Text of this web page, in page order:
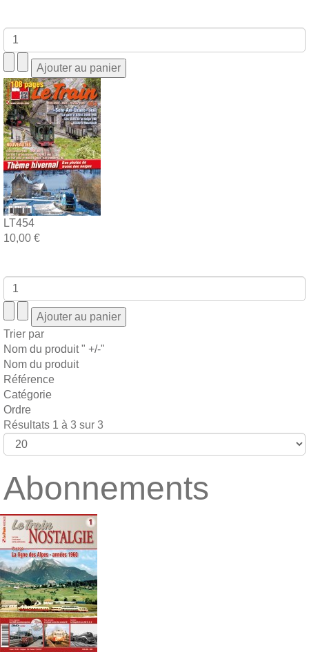
LT454
10,00 €
Trier par
Nom du produit " +/-"
Nom du produit
Référence
Catégorie
Ordre
Résultats 1 à 3 sur 3
Abonnements